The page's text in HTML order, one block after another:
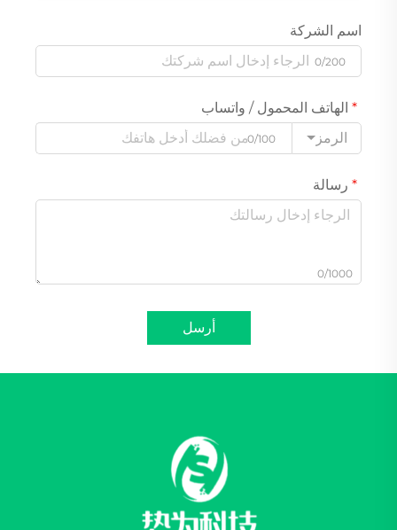
اسم الشركة
0/200
الهاتف المحمول / واتساب
الرمز
0/100
رسالة
0/1000
أرسل